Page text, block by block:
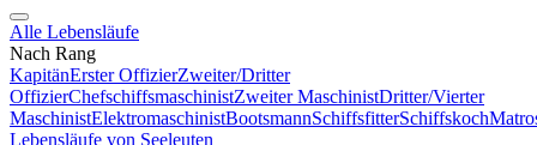
Alle Lebensläufe
Nach Rang
KapitänErster OffizierZweiter/Dritter
OffizierChefschiffsmaschinistZweiter MaschinistDritter/Vierter
MaschinistElektromaschinistBootsmannSchiffsfitterSchiffskoch
Lebensläufe von Seeleuten